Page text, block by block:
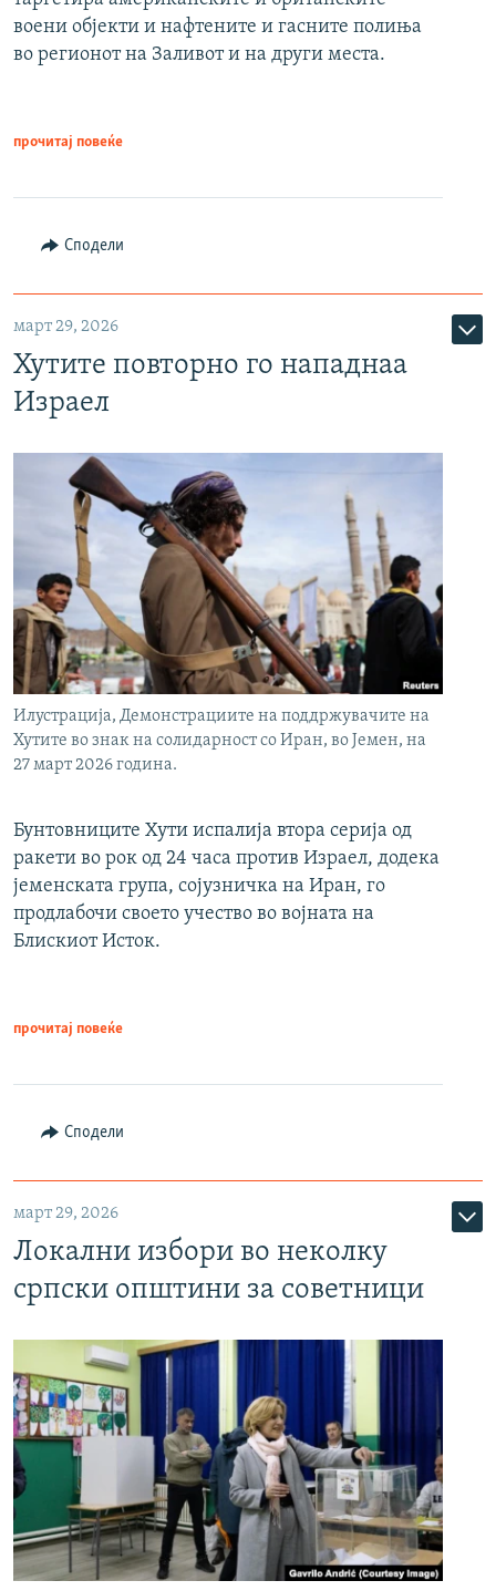
воени објекти и нафтените и гасните полиња
во регионот на Заливот и на други места.
прочитај повеќе
Сподели
март 29, 2026
Хутите повторно го нападнаа
Израел
Илустрација, Демонстрациите на поддржувачите на
Хутите во знак на солидарност со Иран, во Јемен, на
27 март 2026 година.
Бунтовниците Хути испалија втора серија од
ракети во рок од 24 часа против Израел, додека
јеменската група, сојузничка на Иран, го
продлабочи своето учество во војната на
Блискиот Исток.
прочитај повеќе
Сподели
март 29, 2026
Локални избори во неколку
српски општини за советници